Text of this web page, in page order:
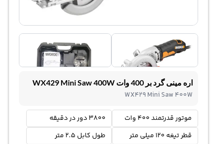
اره مینی گرد بر 400 وات WX429 Mini Saw 400W
WX429 Mini Saw 400W
موتور قدرتمند 400 وات
3800 دور در دقیقه
قطر تیغه 120 میلی متر
طول کابل 2.5 متر